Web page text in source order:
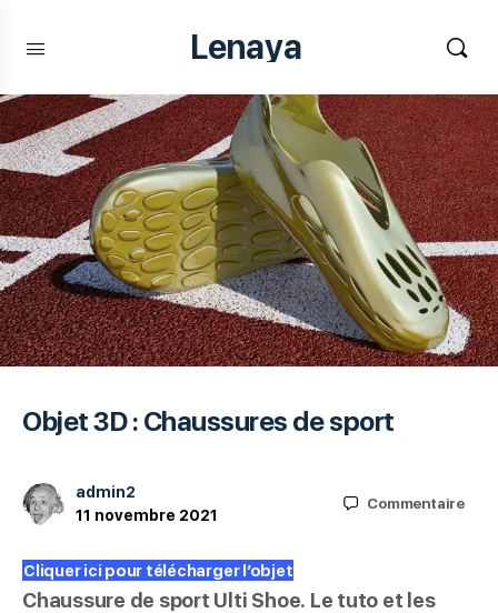
Lenaya
Objet 3D : Chaussures de sport
admin2
11 novembre 2021
Commentaire
Cliquer ici pour télécharger l’objet
Chaussure de sport Ulti Shoe. Le tuto et les